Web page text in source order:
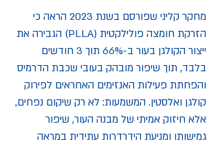
מחקר קליני שפורסם בשנת 2023 הראה כי
הזרקת חומצה פולילקטית (PLLA) הגבירה את
ייצור הקולגן בעור ב-66% תוך 3 חודשים
בלבד, תוך שיפור מובהק בעובי שכבת הדרמיס
והפחתת פעילות האנזימים האחראים לפירוק
קולגן ואלסטין. המשמעות: לא רק שיקום נפחים,
אלא חיזוק אמיתי של מבנה העור, שיפור
גמישותו ומניעת הידרדרות עתידית במראה